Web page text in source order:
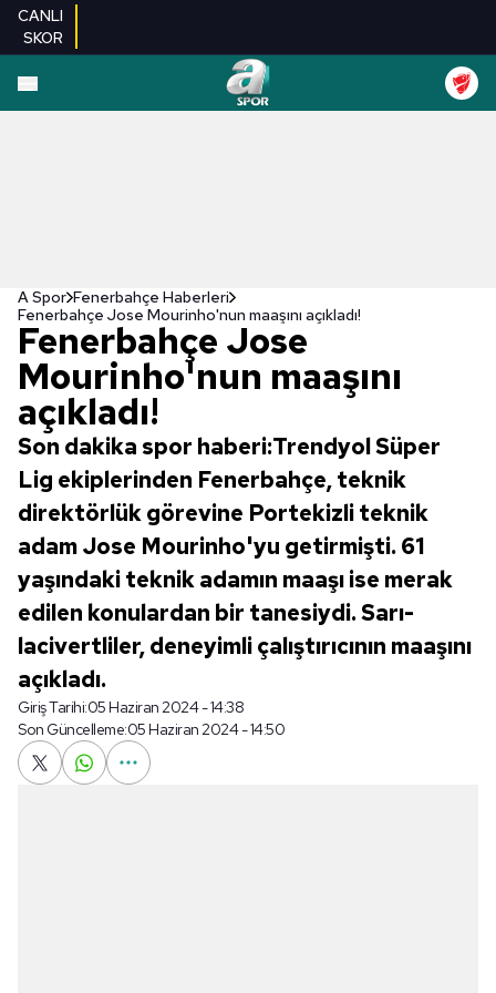
CANLI
SKOR
A Spor Fenerbahçe Haberleri
Fenerbahçe Jose Mourinho'nun maaşını açıkladı!
Fenerbahçe Jose
Mourinho'nun maaşını
açıkladı!
Son dakika spor haberi:Trendyol Süper
Lig ekiplerinden Fenerbahçe, teknik
direktörlük görevine Portekizli teknik
adam Jose Mourinho'yu getirmişti. 61
yaşındaki teknik adamın maaşı ise merak
edilen konulardan bir tanesiydi. Sarı-
lacivertliler, deneyimli çalıştırıcının maaşını
açıkladı.
Giriş Tarihi:05 Haziran 2024 - 14:38
Son Güncelleme:05 Haziran 2024 - 14:50